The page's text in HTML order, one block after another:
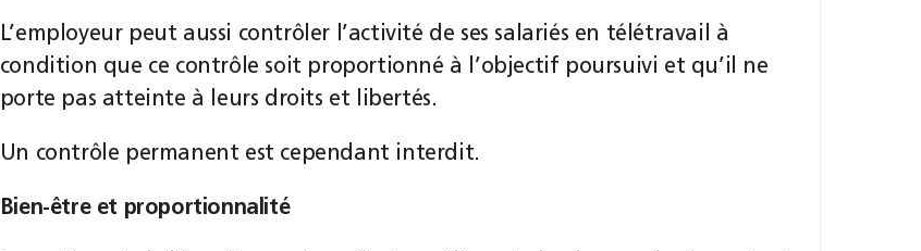
L’employeur peut aussi contrôler l’activité de ses salariés en télétravail à
condition que ce contrôle soit proportionné à l’objectif poursuivi et qu’il ne
porte pas atteinte à leurs droits et libertés.
Un contrôle permanent est cependant interdit.
Bien-être et proportionnalité